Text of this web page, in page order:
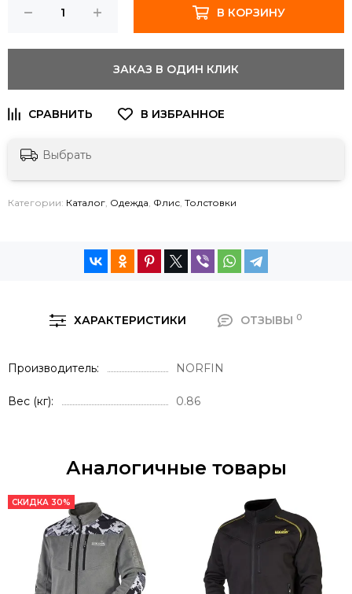
В КОРЗИНУ
ЗАКАЗ В ОДИН КЛИК
Выбрать
Категории: Каталог, Одежда, Флис, Толстовки
ХАРАКТЕРИСТИКИ ОТЗЫВЫ 0
Производитель NORFIN
Вес (кг) 0.86
Аналогичные товары
СКИДКА 30%